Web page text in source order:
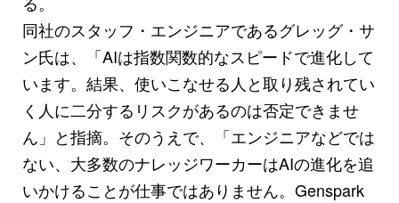
同社のスタッフ・エンジニアであるグレッグ・サ
ン氏は、「AIは指数関数的なスピードで進化して
います。結果、使いこなせる人と取り残されてい
く人に二分するリスクがあるのは否定できませ
ん」と指摘。そのうえで、「エンジニアなどでは
ない、大多数のナレッジワーカーはAIの進化を追
いかけることが仕事ではありません。Genspark